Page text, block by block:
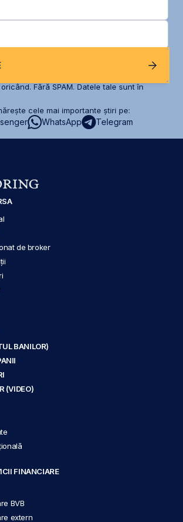
Fără SPAM. Datele tale sunt în
cele mai importante știri pe:
WhatsApp Telegram
de broker
BANILOR)
(VIDEO)
FINANCIARE
BVB
extern